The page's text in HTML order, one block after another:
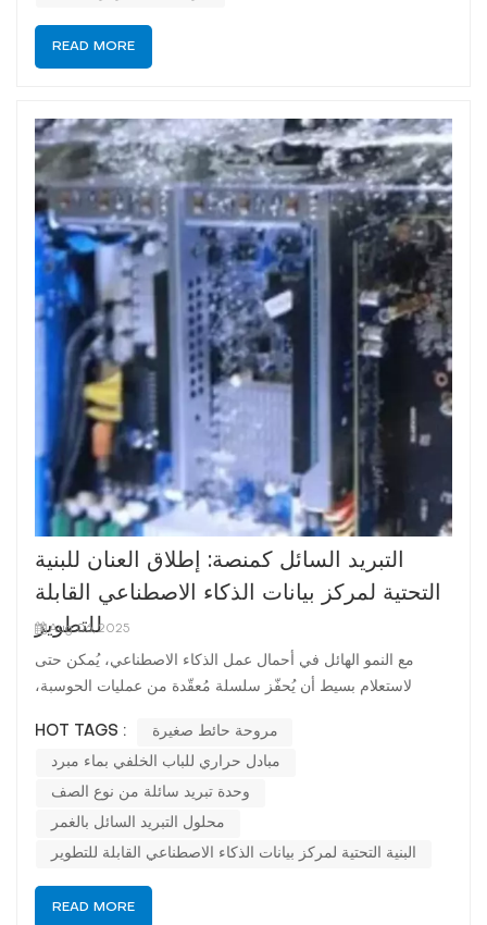
READ MORE
التبريد السائل كمنصة: إطلاق العنان للبنية
التحتية لمركز بيانات الذكاء الاصطناعي القابلة
للتطوير
Aug 06, 2025
مع النمو الهائل في أحمال عمل الذكاء الاصطناعي، يُمكن حتى
لاستعلام بسيط أن يُحفّز سلسلة مُعقّدة من عمليات الحوسبة،
وفي قلب هذه الزيادة الكبيرة في الطاقة، تكمن وحدات معالجة
الرسومات (GPUs) عالية الأداء، وخاصةً من NVIDIA، التي لا تزال
تُشكّل الع...
HOT TAGS : مروحة حائط صغيرة
مبادل حراري للباب الخلفي بماء مبرد
وحدة تبريد سائلة من نوع الصف
محلول التبريد السائل بالغمر
البنية التحتية لمركز بيانات الذكاء الاصطناعي القابلة للتطوير
READ MORE